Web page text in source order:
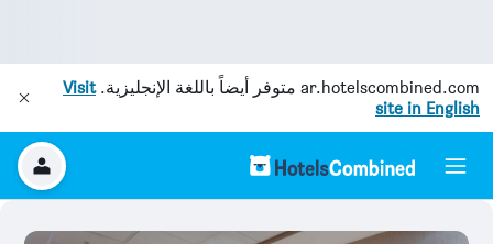
ar.hotelscombined.com متوفر أيضاً باللغة الإنجليزية.Visit
site in English